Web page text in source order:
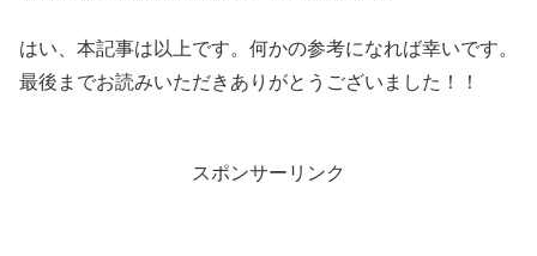
はい、本記事は以上です。何かの参考になれば幸いです。
最後までお読みいただきありがとうございました！！
スポンサーリンク